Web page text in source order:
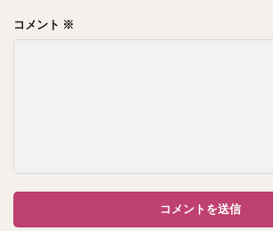
コメント ※